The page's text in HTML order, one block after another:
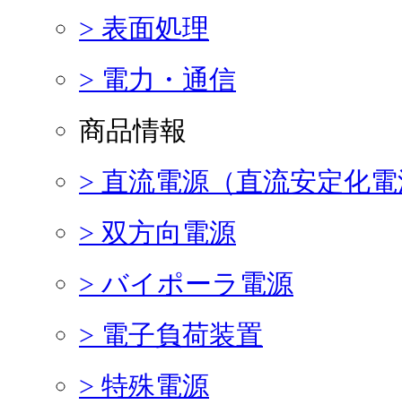
> 表面処理
> 電力・通信
商品情報
> 直流電源（直流安定化
> 双方向電源
> バイポーラ電源
> 電子負荷装置
> 特殊電源